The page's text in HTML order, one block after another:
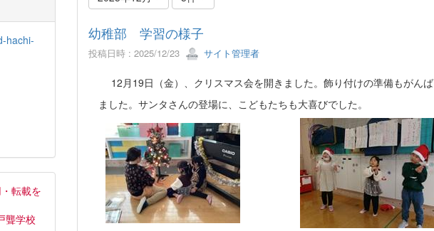
幼稚部 学習の様子
投稿日時 : 2025/12/23 サイト管理者
12月19日（金）、クリスマス会を開きました。飾り付けの準備もがん
ました。サンタさんの登場に、こどもたちも大喜びでした。
hachi-
転載を
聾学校